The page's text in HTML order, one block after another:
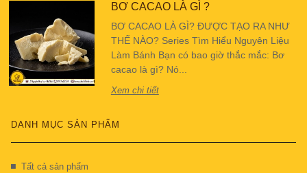
BƠ CACAO LÀ GÌ ?
BƠ CACAO LÀ GÌ? ĐƯỢC TẠO RA NHƯ
THẾ NÀO? Series Tìm Hiểu Nguyên Liệu
Làm Bánh Bạn có bao giờ thắc mắc: Bơ
cacao là gì? Nó...
Xem chi tiết
DANH MỤC SẢN PHẨM
Tất cả sản phẩm